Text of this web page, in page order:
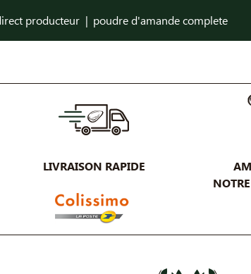
producteur poudre d'amande complete
LIVRAISON RAPIDE